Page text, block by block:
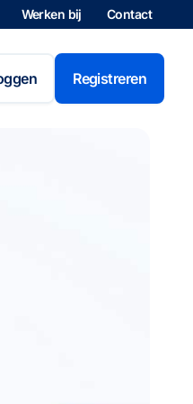
Werken bij Contact
Registreren